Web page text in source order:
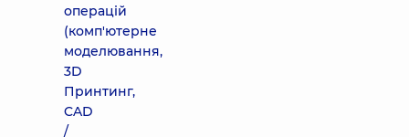
операцій
(комп'ютерне
моделювання,
3D
Принтинг,
CAD
/